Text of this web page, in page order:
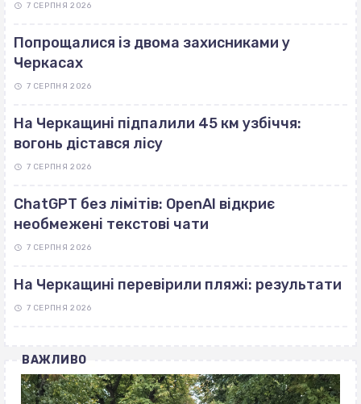
7 СЕРПНЯ 2026
Попрощалися із двома захисниками у
Черкасах
7 СЕРПНЯ 2026
На Черкащині підпалили 45 км узбіччя:
вогонь дістався лісу
7 СЕРПНЯ 2026
ChatGPT без лімітів: OpenAI відкриє
необмежені текстові чати
7 СЕРПНЯ 2026
На Черкащині перевірили пляжі: результати
7 СЕРПНЯ 2026
ВАЖЛИВО